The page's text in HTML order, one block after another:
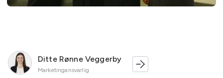
Ditte Rønne Veggerby
Marketingansvarlig